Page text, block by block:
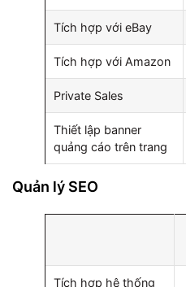
Tích hợp với eBay
Tích hợp với Amazon
Private Sales
Thiết lập banner
quảng cáo trên trang
Quản lý SEO
Tích hợp hệ thống